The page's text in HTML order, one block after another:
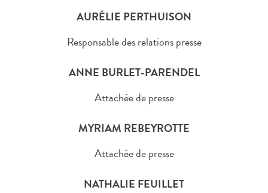
AURÉLIE PERTHUISON
Responsable des relations presse
ANNE BURLET-PARENDEL
Attachée de presse
MYRIAM REBEYROTTE
Attachée de presse
NATHALIE FEUILLET